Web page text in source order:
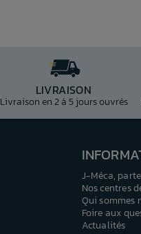
LIVRAISON
Livraison en 2 à 5 jours ouvrés
J-Méca,
Nos centres
Qui sommes
Foire aux
Actualités